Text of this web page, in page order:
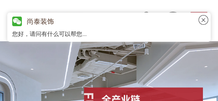
尚泰装饰
您好，请问有什么可以帮您...